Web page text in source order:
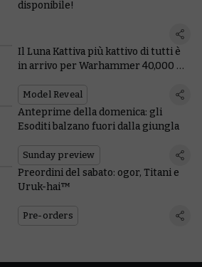
disponibile!
Il Luna Kattiva più kattivo di tutti è
in arrivo per Warhammer 40,000 E
Model Reveal
Anteprime della domenica: gli
Esoditi balzano fuori dalla giungla
Sunday preview
Preordini del sabato: ogor, Titani e
Uruk-hai™
Pre-orders